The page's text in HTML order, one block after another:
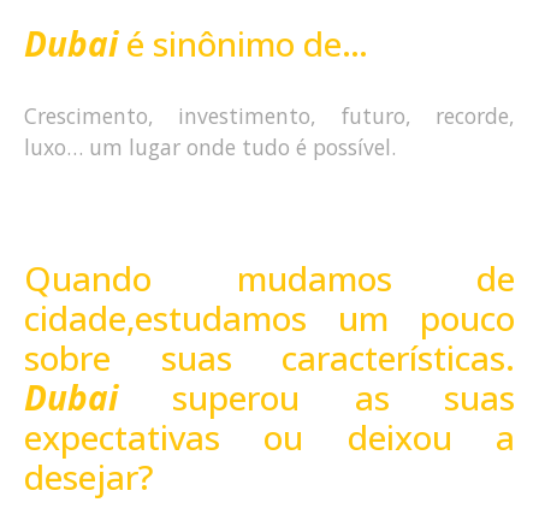
Dubaié sinônimo de…
Crescimento, investimento, futuro, recorde,
luxo… um lugar onde tudo é possível.
Quando mudamos de
cidade,estudamos um pouco
sobre suas características.
Dubaisuperou as suas
expectativas ou deixou a
desejar?